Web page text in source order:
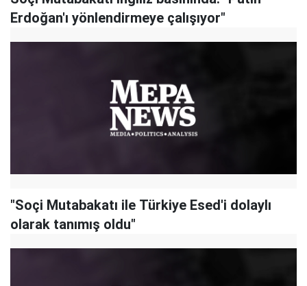
Erdoğan'ı yönlendirmeye çalışıyor"
"Soçi Mutabakatı ile Türkiye Esed'i dolaylı
olarak tanımış oldu"